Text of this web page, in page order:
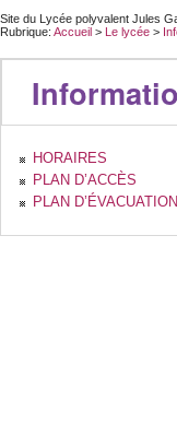
Site du Lycée polyvalent Jules
Rubrique: Accueil > Le lycée >
HORAIRES
PLAN D’ACCÈS
PLAN